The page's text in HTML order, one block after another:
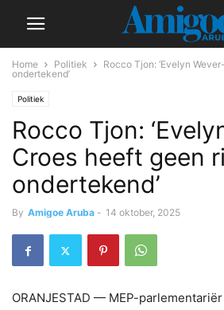
Home Politiek
Rocco Tjon: ‘Evelyn
ondertekend’
Politiek
Rocco Tjon:
Croes heeft geen
ondertekend’
By Amigoe Aruba - 14 oktober, 2025
ORANJESTAD — MEP-